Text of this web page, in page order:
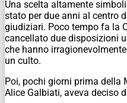
Una scelta altamente
stato per due anni al centro
giudiziari. Poco tempo fa la
cancellato due disposizioni
che hanno
un culto.
Poi, pochi giorni prima della
Alice Galbiati, aveva deciso